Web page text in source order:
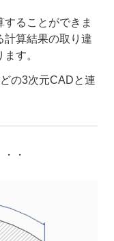
ることができま
計算結果の取り違
す。
の3次元CADと連
・